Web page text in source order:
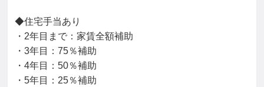
◆住宅手当あり
・2年目まで：家賃全額補助
・3年目：75％補助
・4年目：50％補助
・5年目：25％補助